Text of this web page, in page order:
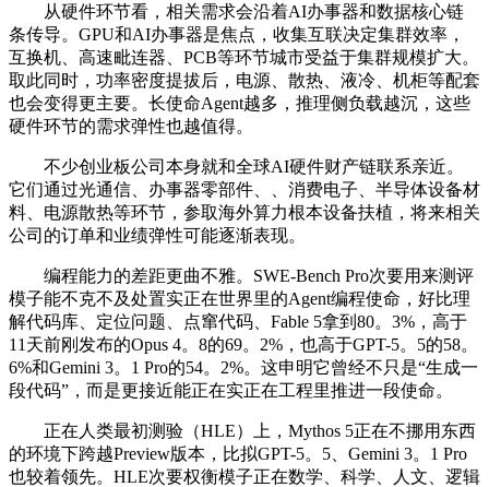
从硬件环节看，相关需求会沿着AI办事器和数据核心链
条传导。GPU和AI办事器是焦点，收集互联决定集群效率，
互换机、高速毗连器、PCB等环节城市受益于集群规模扩大。
取此同时，功率密度提拔后，电源、散热、液冷、机柜等配套
也会变得更主要。长使命Agent越多，推理侧负载越沉，这些
硬件环节的需求弹性也越值得。
不少创业板公司本身就和全球AI硬件财产链联系亲近。
它们通过光通信、办事器零部件、、消费电子、半导体设备材
料、电源散热等环节，参取海外算力根本设备扶植，将来相关
公司的订单和业绩弹性可能逐渐表现。
编程能力的差距更曲不雅。SWE-Bench Pro次要用来测评
模子能不克不及处置实正在世界里的Agent编程使命，好比理
解代码库、定位问题、点窜代码、Fable 5拿到80。3%，高于
11天前刚发布的Opus 4。8的69。2%，也高于GPT-5。5的58。
6%和Gemini 3。1 Pro的54。2%。这申明它曾经不只是“生成一
段代码”，而是更接近能正在实正在工程里推进一段使命。
正在人类最初测验（HLE）上，Mythos 5正在不挪用东西
的环境下跨越Preview版本，比拟GPT-5。5、Gemini 3。1 Pro
也较着领先。HLE次要权衡模子正在数学、科学、人文、逻辑